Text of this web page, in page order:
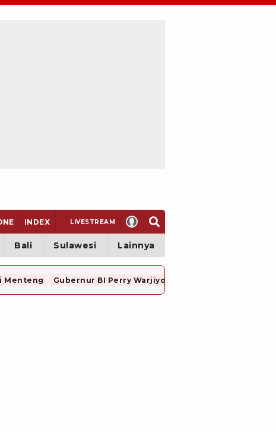
INDEX LIVESTREAM
Bali Sulawesi Lainnya
Menteng Gubernur BI Perry Warjiyo Mundur